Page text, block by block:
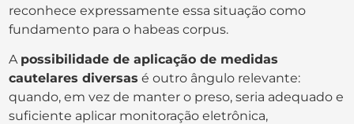
reconhece expressamente essa situação como
fundamento para o habeas corpus.
A possibilidade de aplicação de medidas
cautelares diversas é outro ângulo relevante:
quando, em vez de manter o preso, seria adequado e
suficiente aplicar monitoração eletrônica,